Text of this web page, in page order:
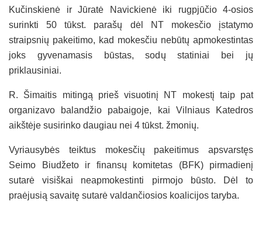
Kučinskienė ir Jūratė Navickienė iki rugpjūčio 4-osios
surinkti 50 tūkst. parašų dėl NT mokesčio įstatymo
straipsnių pakeitimo, kad mokesčiu nebūtų apmokestintas
joks gyvenamasis būstas, sodų statiniai bei jų
priklausiniai.
R. Šimaitis mitingą prieš visuotinį NT mokestį taip pat
organizavo balandžio pabaigoje, kai Vilniaus Katedros
aikštėje susirinko daugiau nei 4 tūkst. žmonių.
Vyriausybės teiktus mokesčių pakeitimus apsvarstęs
Seimo Biudžeto ir finansų komitetas (BFK) pirmadienį
sutarė visiškai neapmokestinti pirmojo būsto. Dėl to
praėjusią savaitę sutarė valdančiosios koalicijos taryba.